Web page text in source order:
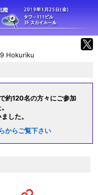
Hokuriku
約120名の方々にご参加
した。
からご覧下さい